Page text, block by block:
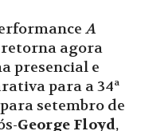
A
retorna agora
presencial e
para a 34ª
setembro de
George Floyd,